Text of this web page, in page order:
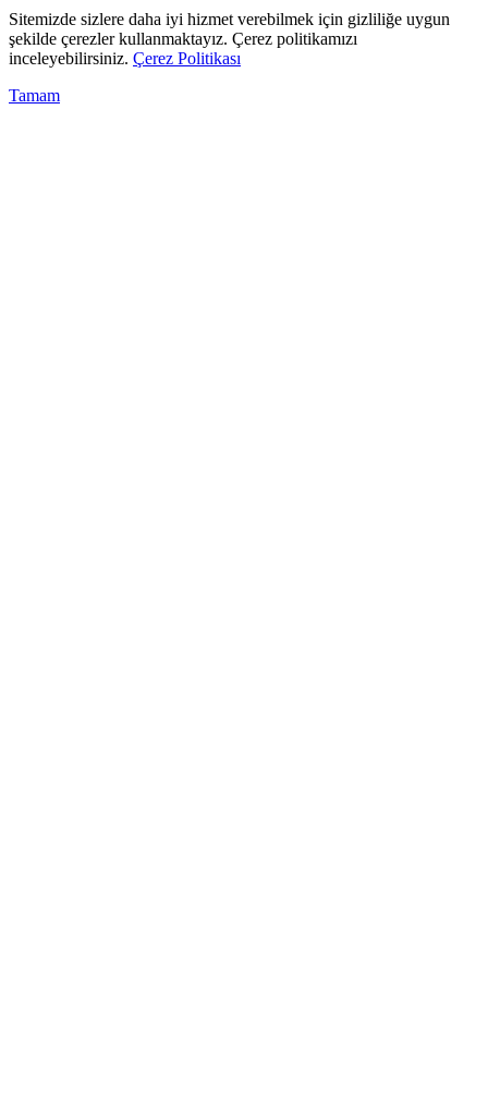
Sitemizde sizlere daha iyi hizmet verebilmek için gizliliğe uygun
şekilde çerezler kullanmaktayız. Çerez politikamızı
inceleyebilirsiniz. Çerez Politikası
Tamam